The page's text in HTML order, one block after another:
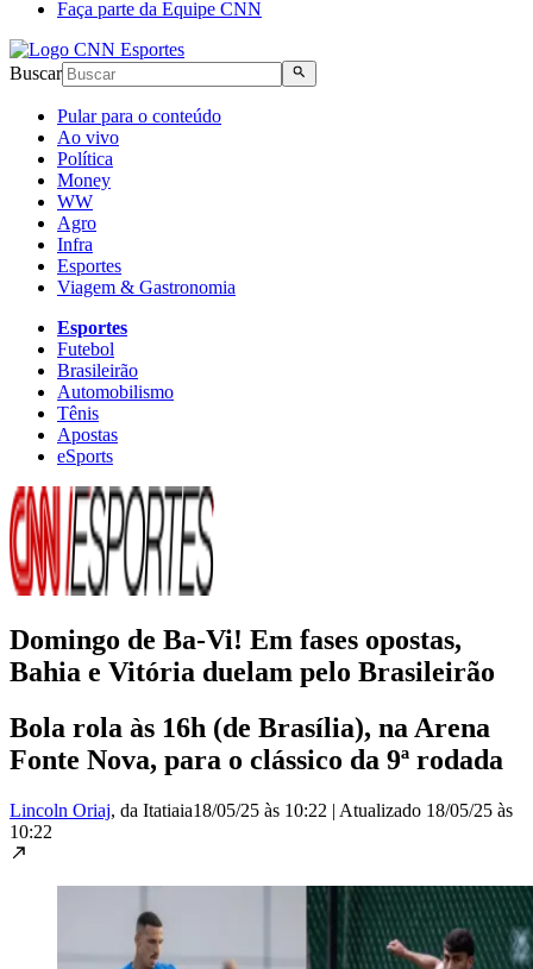
Faça parte da Equipe CNN
Buscar
Pular para o conteúdo
Ao vivo
Política
Money
WW
Agro
Infra
Esportes
Viagem & Gastronomia
Esportes
Futebol
Brasileirão
Automobilismo
Tênis
Apostas
eSports
Domingo de Ba-Vi! Em fases opostas,
Bahia e Vitória duelam pelo Brasileirão
Bola rola às 16h (de Brasília), na Arena
Fonte Nova, para o clássico da 9ª rodada
Lincoln Oriaj, da Itatiaia18/05/25 às 10:22 | Atualizado 18/05/25 às
10:22